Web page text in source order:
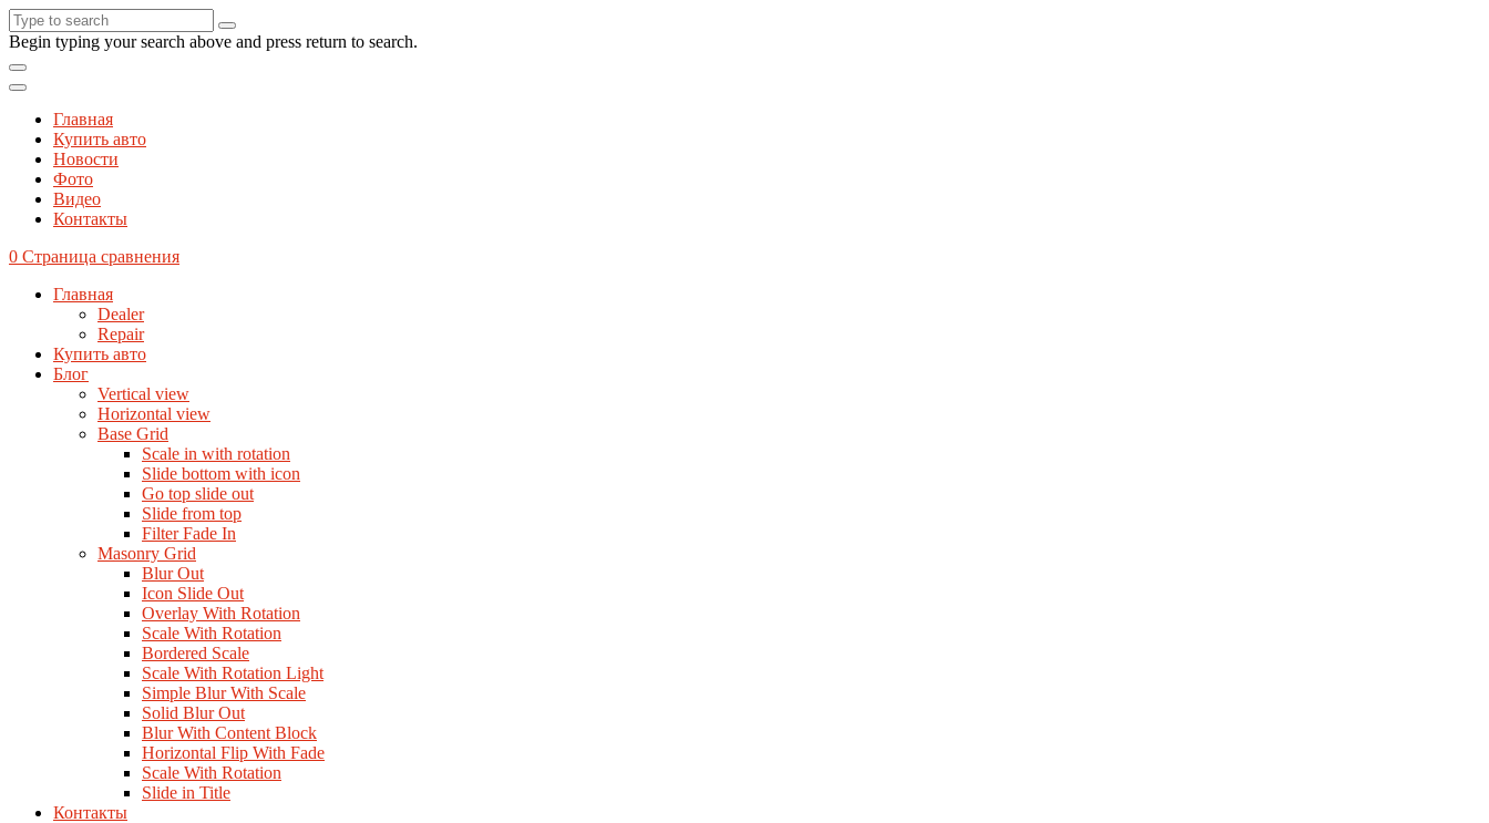
Begin typing your search above and press return to search.
Главная
Купить авто
Новости
Фото
Видео
Контакты
0 Страница сравнения
Главная
Dealer
Repair
Купить авто
Блог
Vertical view
Horizontal view
Base Grid
Scale in with rotation
Slide bottom with icon
Go top slide out
Slide from top
Filter Fade In
Masonry Grid
Blur Out
Icon Slide Out
Overlay With Rotation
Scale With Rotation
Bordered Scale
Scale With Rotation Light
Simple Blur With Scale
Solid Blur Out
Blur With Content Block
Horizontal Flip With Fade
Scale With Rotation
Slide in Title
Контакты